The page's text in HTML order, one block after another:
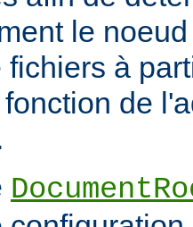
le
fichiers à
de